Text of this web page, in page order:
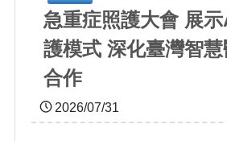
急重症照護大會 展
護模式 深化臺灣智
合作
2026/07/31